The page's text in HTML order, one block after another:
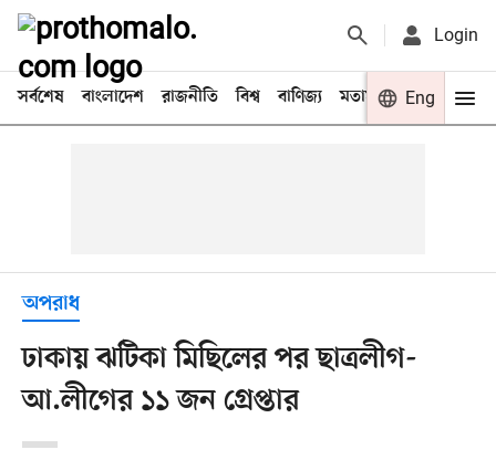
Login
সর্বশেষ বাংলাদেশ রাজনীতি বিশ্ব বাণিজ্য মতামত খেলা
Eng
অপরাধ
ঢাকায় ঝটিকা মিছিলের পর ছাত্রলীগ-
আ.লীগের ১১ জন গ্রেপ্তার